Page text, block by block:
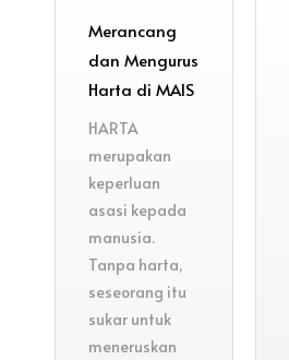
Merancang
dan Mengurus
Harta di MAIS
HARTA
merupakan
keperluan
asasi kepada
manusia.
Tanpa harta,
seseorang itu
sukar untuk
meneruskan